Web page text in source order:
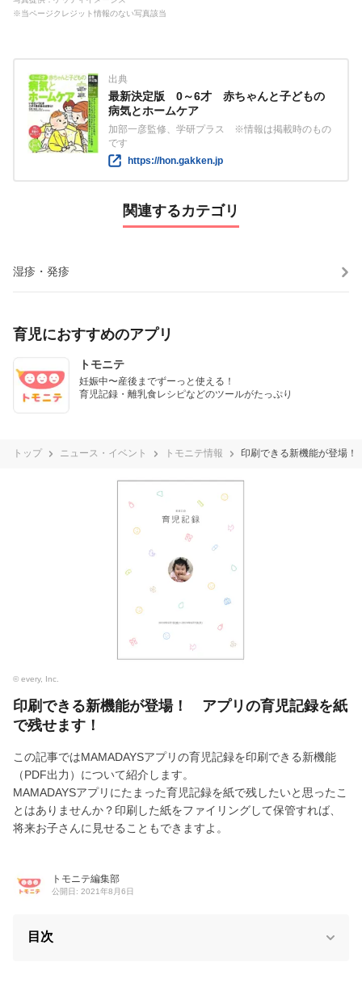
※当ページクレジット情報のない写真該当
出典
最新決定版 0～6才 赤ちゃんと子どもの
病気とホームケア
加部一彦監修、学研プラス ※情報は掲載時のもの
です
https://hon.gakken.jp
関連するカテゴリ
湿疹・発疹
育児におすすめのアプリ
トモニテ
妊娠中〜産後までずーっと使える！
育児記録・離乳食レシピなどのツールがたっぷり
トップ ニュース・イベント トモニテ情報 印刷できる新機能が登場
© every, Inc.
印刷できる新機能が登場！ アプリの育児記録を紙
で残せます！
この記事ではMAMADAYSアプリの育児記録を印刷できる新機能
（PDF出力）について紹介します。
MAMADAYSアプリにたまった育児記録を紙で残したいと思ったこ
とはありませんか？印刷した紙をファイリングして保管すれば、
将来お子さんに見せることもできますよ。
トモニテ編集部
公開日: 2021年8月6日
目次